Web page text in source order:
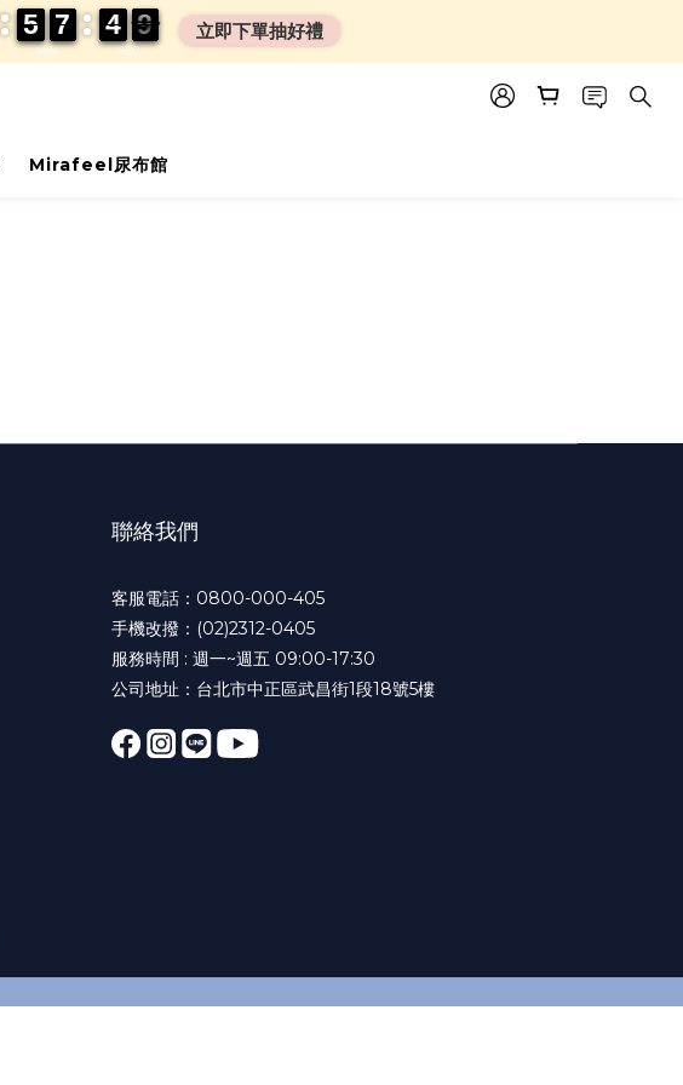
Mirafeel尿布館
聯絡我們
客服電話：0800-000-405
手機改撥：(02)2312-0405
服務時間 : 週一~週五 09:00-17:30
公司地址：台北市中正區武昌街1段18號5樓
MIN
5
5
5
5 7
7
7
7
SEC
4
4
4
4 0
0
8
8
8
8 立即下單抽好禮